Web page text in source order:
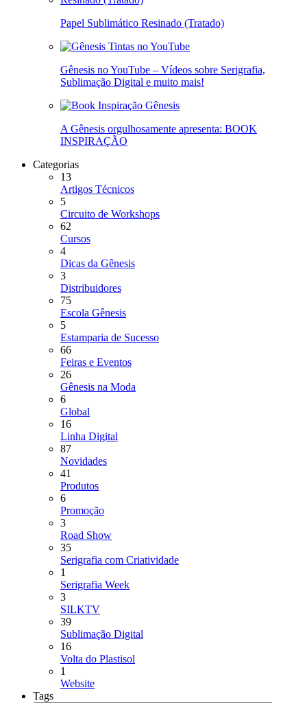
Papel Sublimático Resinado (Tratado)
Gênesis no YouTube – Vídeos sobre Serigrafia,
Sublimação Digital e muito mais!
A Gênesis orgulhosamente apresenta: BOOK
INSPIRAÇÃO
Categorias
13
Artigos Técnicos
5
Circuito de Workshops
62
Cursos
4
Dicas da Gênesis
3
Distribuidores
75
Escola Gênesis
5
Estamparia de Sucesso
66
Feiras e Eventos
26
Gênesis na Moda
6
Global
16
Linha Digital
87
Novidades
41
Produtos
6
Promoção
3
Road Show
35
Serigrafia com Criatividade
1
Serigrafia Week
3
SILKTV
39
Sublimação Digital
16
Volta do Plastisol
1
Website
Tags